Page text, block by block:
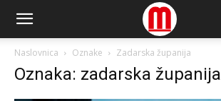
Naslovnica Oznake Zadarska županija
Oznaka: zadarska županija